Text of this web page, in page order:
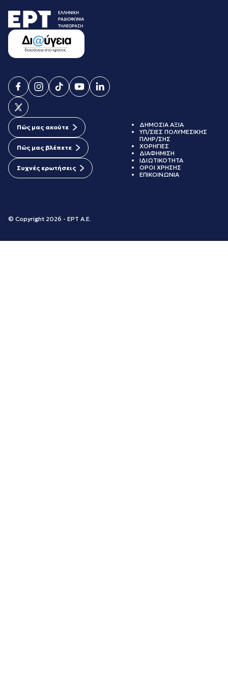
Πώς μας ακούτε
Πώς μας βλέπετε
Συχνές ερωτήσεις
© Copyright 2026 - ΕΡΤ Α.Ε.
ΔΗΜΟΣΙΑ ΑΞΙΑ
ΥΠ/ΣΙΕΣ ΠΟΛΥΜΕΣΙΚΗΣ
ΠΛΗΡ/ΣΗΣ
ΧΟΡΗΓΙΕΣ
ΔΙΑΦΗΜΙΣΗ
ΙΔΙΩΤΙΚΟΤΗΤΑ
ΟΡΟΙ ΧΡΗΣΗΣ
ΕΠΙΚΟΙΝΩΝΙΑ